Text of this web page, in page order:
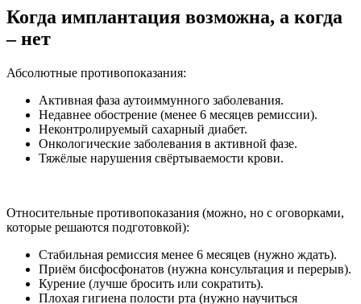
Когда имплантация возможна, а когда
– нет
Абсолютные противопоказания:
Активная фаза аутоиммунного заболевания.
Недавнее обострение (менее 6 месяцев ремиссии).
Неконтролируемый сахарный диабет.
Онкологические заболевания в активной фазе.
Тяжёлые нарушения свёртываемости крови.
Относительные противопоказания (можно, но с оговорками,
которые решаются подготовкой):
Стабильная ремиссия менее 6 месяцев (нужно ждать).
Приём бисфосфонатов (нужна консультация и перерыв).
Курение (лучше бросить или сократить).
Плохая гигиена полости рта (нужно научиться